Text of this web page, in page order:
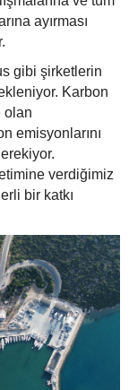
ayırması
gibi şirketlerin
Karbon
olan
emisyonlarını
verdiğimiz
bir katkı